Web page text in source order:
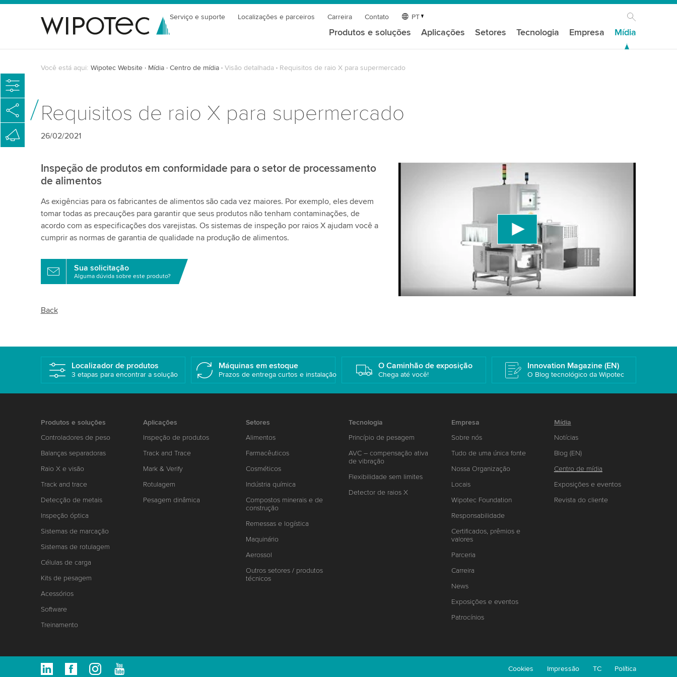
Serviço e suporte Localizações e parceiros Carreira Contato PT
Produtos e soluções Aplicações Setores Tecnologia Empresa Mídia
Você está aqui: Wipotec Website Mídia Centro de mídia Visão detalhada Requisitos de raio X para supermercado
Requisitos de raio X para supermercado
26/02/2021
Precisamos do seu consentimento para carregar o
serviço de vídeo do YouTube!
Utilizamos um serviço de terceiros para incorporar conteúdo
de vídeo que pode coletar dados sobre sua atividade. Por
favor, reveja os detalhes e aceite o serviço para assistir a
Mais informações
Inspeção de produtos em conformidade para o setor de processamento
de alimentos
As exigências para os fabricantes de alimentos são cada vez maiores. Por exemplo, eles devem
tomar todas as precauções para garantir que seus produtos não tenham contaminações, de
acordo com as especificações dos varejistas. Os sistemas de inspeção por raios X ajudam você a
cumprir as normas de garantia de qualidade na produção de alimentos.
Sua solicitação
Alguma dúvida sobre este produto?
Back
Localizador de produtos
3 etapas para encontrar a solução
Máquinas em estoque
Prazos de entrega curtos e instalação
O Caminhão de exposição
Chega até você!
Innovation Magazine (EN)
O Blog tecnológico da Wipotec
Produtos e soluções
Controladores de peso
Balanças separadoras
Raio X e visão
Track and trace
Detecção de metais
Inspeção óptica
Sistemas de marcação
Sistemas de rotulagem
Células de carga
Kits de pesagem
Acessórios
Software
Treinamento
Aplicações
Inspeção de produtos
Track and Trace
Mark & Verify
Rotulagem
Pesagem dinâmica
Setores
Alimentos
Farmacêuticos
Cosméticos
Indústria química
Compostos minerais e de
construção
Remessas e logística
Maquinário
Aerossol
Outros setores / produtos
técnicos
Tecnologia
Princípio de pesagem
AVC – compensação ativa
de vibração
Flexibilidade sem limites
Detector de raios X
Empresa
Sobre nós
Tudo de uma única fonte
Nossa Organização
Locais
Wipotec Foundation
Responsabilidade
Certificados, prêmios e
valores
Parceria
Carreira
News
Exposições e eventos
Patrocínios
Mídia
Notícias
Blog (EN)
Centro de mídia
Exposições e eventos
Revista do cliente
Cookies Impressão TC Política